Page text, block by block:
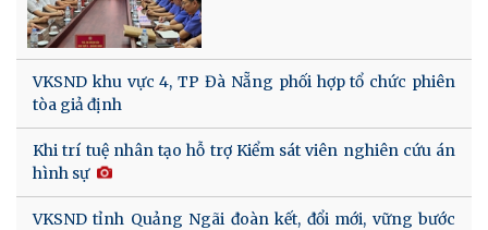
VKSND khu vực 4, TP Đà Nẵng phối hợp tổ chức phiên
tòa giả định
Khi trí tuệ nhân tạo hỗ trợ Kiểm sát viên nghiên cứu án
hình sự
VKSND tỉnh Quảng Ngãi đoàn kết, đổi mới, vững bước